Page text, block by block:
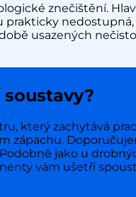
znečištění.
prakticky
usazených
který zachytává
zápachu.
jako u
vám ušetří